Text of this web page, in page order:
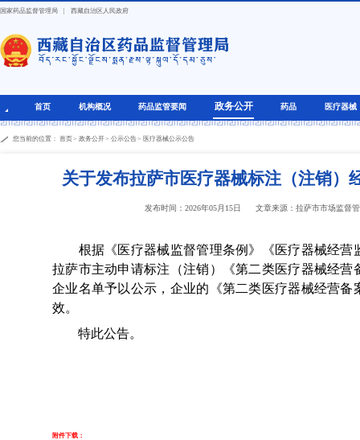
国家药品监督管理局 | 西藏自治区人民政府
首页 机构概况 药品监管要闻 政务公开 药品 医疗器械
您当前的位置： 首页> 政务公开> 公示公告> 医疗器械公示公告
关于发布拉萨市医疗器械标注（注销）
发布时间：2026年05月15日 文章来源：拉萨市市场监督
根据《医疗器械监督管理条例》《医疗器械经营
拉萨市主动申请标注（注销）《第二类医疗器械经营
企业名单予以公示，企业的《第二类医疗器械经营备
效。
特此公告。
附件下载：